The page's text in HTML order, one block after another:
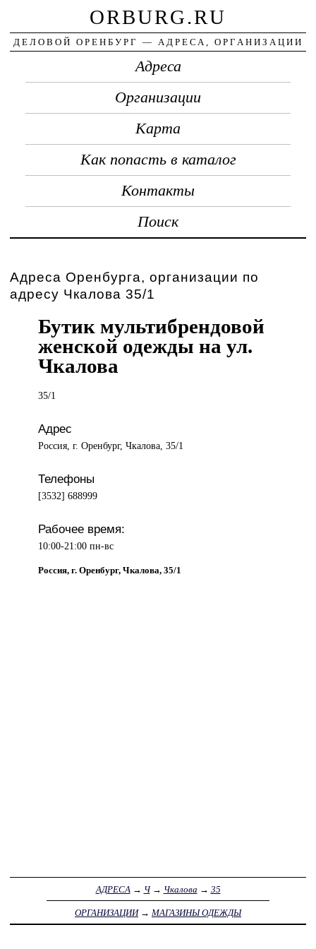
ORBURG.RU
ДЕЛОВОЙ ОРЕНБУРГ — АДРЕСА, ОРГАНИЗАЦИИ
Адреса
Организации
Карта
Как попасть в каталог
Контакты
Поиск
Адреса Оренбурга, организации по
адресу Чкалова 35/1
Бутик мультибрендовой
женской одежды на ул.
Чкалова
35/1
Адрес
Россия, г. Оренбург, Чкалова, 35/1
Телефоны
[3532] 688999
Рабочее время:
10:00-21:00 пн-вс
Россия, г. Оренбург, Чкалова, 35/1
АДРЕСА → Ч→ Чкалова → 35
ОРГАНИЗАЦИИ→ МАГАЗИНЫ ОДЕЖДЫ